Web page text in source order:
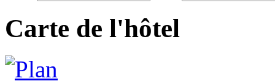
Carte de l'hôtel